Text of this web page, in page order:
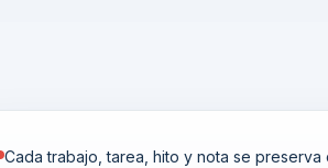
Cada trabajo, tarea, hito y nota se preserva